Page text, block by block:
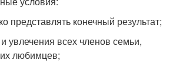
представлять конечный результат;
увлечения всех членов семьи,
любимцев;